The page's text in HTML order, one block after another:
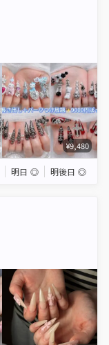
¥9,480
明日 ◎ 明後日 ◎